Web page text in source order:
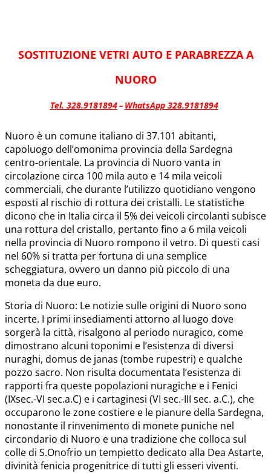
SOSTITUZIONE VETRI AUTO E PARABREZZA A
NUORO
Tel. 328.9181894– WhatsApp 328.9181894
Nuoro è un comune italiano di 37.101 abitanti,
capoluogo dell’omonima provincia della Sardegna
centro-orientale. La provincia di Nuoro vanta in
circolazione circa 100 mila auto e 14 mila veicoli
commerciali, che durante l’utilizzo quotidiano vengono
esposti al rischio di rottura dei cristalli. Le statistiche
dicono che in Italia circa il 5% dei veicoli circolanti subisce
una rottura del cristallo, pertanto fino a 6 mila veicoli
nella provincia di Nuoro rompono il vetro. Di questi casi
nel 60% si tratta per fortuna di una semplice
scheggiatura, ovvero un danno più piccolo di una
moneta da due euro.
Storia di Nuoro: Le notizie sulle origini di Nuoro sono
incerte. I primi insediamenti attorno al luogo dove
sorgerà la città, risalgono al periodo nuragico, come
dimostrano alcuni toponimi e l’esistenza di diversi
nuraghi, domus de janas (tombe rupestri) e qualche
pozzo sacro. Non risulta documentata l’esistenza di
rapporti fra queste popolazioni nuragiche e i Fenici
(IXsec.-VI sec.a.C) e i cartaginesi (VI sec.-III sec. a.C.), che
occuparono le zone costiere e le pianure della Sardegna,
nonostante il rinvenimento di monete puniche nel
circondario di Nuoro e una tradizione che colloca sul
colle di S.Onofrio un tempietto dedicato alla Dea Astarte,
divinità fenicia progenitrice di tutti gli esseri viventi.